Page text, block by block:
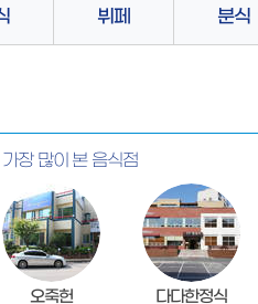
뷔페 분식
가장 많이 본 음식점
오죽헌 다다한정식